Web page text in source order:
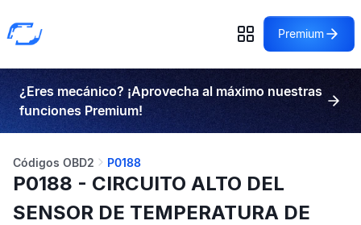
Premium
¿Eres mecánico? ¡Aprovecha al máximo nuestras
funciones Premium!
Códigos OBD2 P0188
P0188 - CIRCUITO ALTO DEL
SENSOR DE TEMPERATURA DE